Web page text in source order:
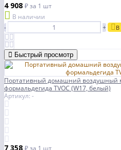
4 908 ₽за 1 шт
В наличии
-
+
Быстрый просмотр
Портативный домашний воздушный
формальдегида TVOC (W17, белый)
Артикул: -
7 358